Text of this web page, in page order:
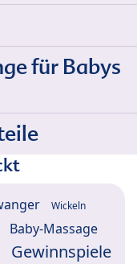
für Babys
Wickeln
Baby-Massage
Gewinnspiele